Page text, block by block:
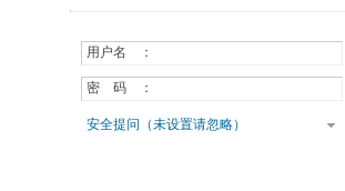
用户名 ：
密 码 ：
安全提问（未设置请忽略）